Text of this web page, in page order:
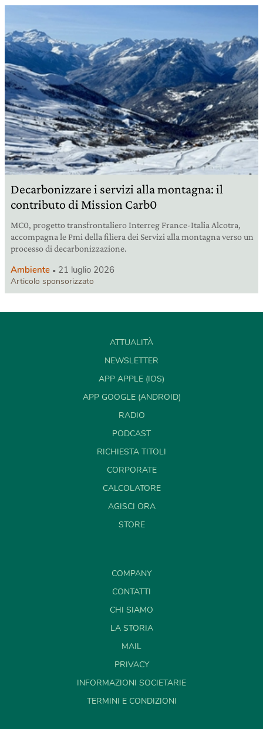
Decarbonizzare i servizi alla montagna: il
contributo di Mission Carb0
MC0, progetto transfrontaliero Interreg France-Italia Alcotra,
accompagna le Pmi della filiera dei Servizi alla montagna verso un
processo di decarbonizzazione.
Ambiente 21 luglio 2026
Articolo sponsorizzato
ATTUALITÀ
NEWSLETTER
APP APPLE (IOS)
APP GOOGLE (ANDROID)
RADIO
PODCAST
RICHIESTA TITOLI
CORPORATE
CALCOLATORE
AGISCI ORA
STORE
COMPANY
CONTATTI
CHI SIAMO
LA STORIA
MAIL
PRIVACY
INFORMAZIONI SOCIETARIE
TERMINI E CONDIZIONI